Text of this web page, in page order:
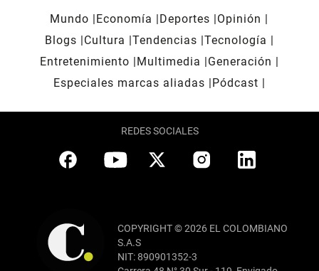
Mundo Economía Deportes
Opinión
Blogs
Cultura Tendencias Tecnología
Entretenimiento
Multimedia
Generación
Especiales marcas aliadas
Pódcast
REDES SOCIALES
COPYRIGHT © 2026 EL COLOMBIANO
S.A.S
NIT: 890901352-3